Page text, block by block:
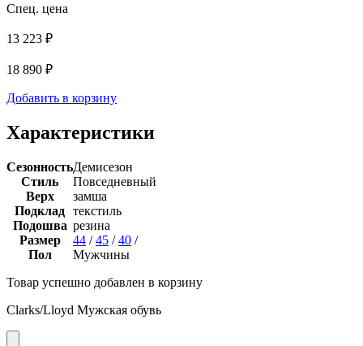
Спец. цена
13 223 ₽
18 890 ₽
Добавить в корзину
Характеристики
СезонностьДемисезон
Стиль
Повседневный
Верх
замша
Подклад текстиль
Подошва резина
Размер
44 /45 /40 /
Пол
Мужчины
Товар успешно добавлен в корзину
Clarks/Lloyd Мужская обувь